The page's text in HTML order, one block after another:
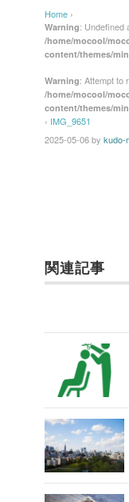
Home ›
Warning: Undefined
/home/mocool/
content/themes/
Warning: Attempt to
/home/mocool/
content/themes/
› IMG_9651
2025-05-06by kudo-
関連記事